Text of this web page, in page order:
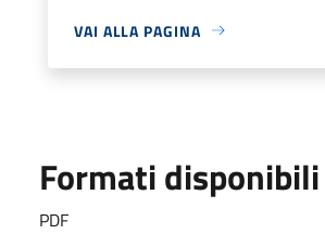
VAI ALLA PAGINA
Formati disponibili
PDF